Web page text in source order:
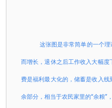
这张图是非常简单的一个
而增长，退休之后工作收入大幅
费是福利最大化的，储蓄是收入
余部分，相当于农民家里的“余粮”